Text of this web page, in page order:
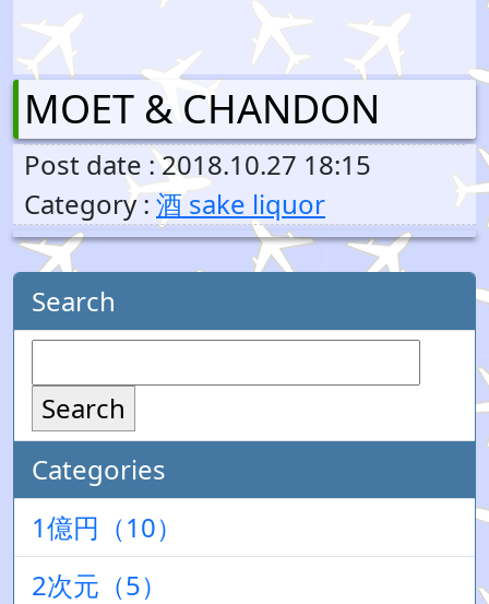
MOET & CHANDON
Post date : 2018.10.27 18:15
Category : 酒 sake liquor
Search
Search
Categories
1億円（10）
2次元（5）